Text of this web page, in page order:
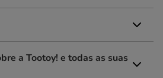
a Tootoy! e todas as suas